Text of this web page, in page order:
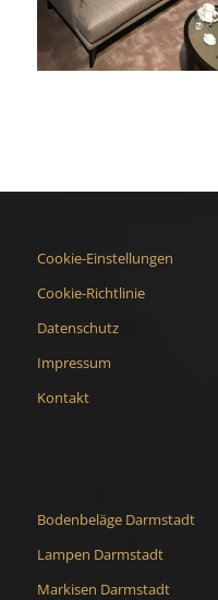
Cookie-Einstellungen
Cookie-Richtlinie
Datenschutz
Impressum
Kontakt
Bodenbeläge Darmstadt
Lampen Darmstadt
Markisen Darmstadt